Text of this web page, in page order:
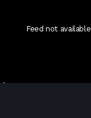
Feed not available